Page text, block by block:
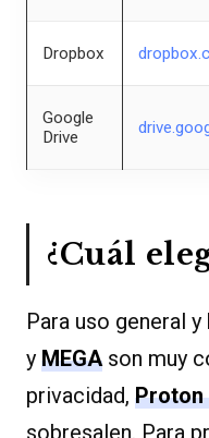
Dropbox
Google
Drive
¿Cuál
Para uso general
y MEGAson muy
privacidad, Proton
sobresalen. Para